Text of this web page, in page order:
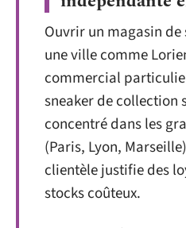
Ouvrir un magasin de
une ville comme
commercial
sneaker de collection
concentré dans les
(Paris, Lyon,
clientèle justifie des
stocks coûteux.